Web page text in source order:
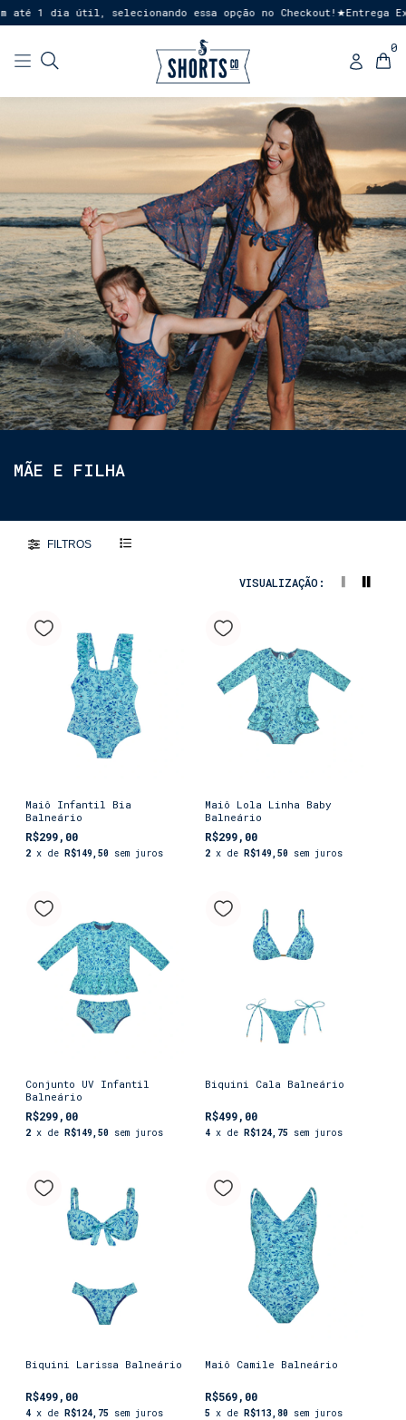
1 dia útil, selecionando essa opção no Checkout!★Entrega
0
MÃE E FILHA
FILTROS
VISUALIZAÇÃO:
Maiô Infantil Bia
Balneário
R$299,00
2 x de R$149,50 sem juros
Maiô Lola Linha Baby
Balneário
R$299,00
2 x de R$149,50 sem juros
Conjunto UV Infantil
Balneário
R$299,00
2 x de R$149,50 sem juros
Biquini Cala Balneário
R$499,00
4 x de R$124,75 sem juros
Biquini Larissa Balneário
R$499,00
4 x de R$124,75 sem juros
Maiô Camile Balneário
R$569,00
5 x de R$113,80 sem juros